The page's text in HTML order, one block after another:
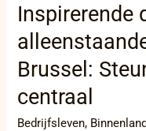
Inspirerende
Brussel:
centraal
Bedrijfsleven,